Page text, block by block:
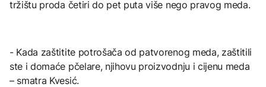
tržištu proda četiri do pet puta više nego pravog meda.
- Kada zaštitite potrošača od patvorenog meda, zaštitili
ste i domaće pčelare, njihovu proizvodnju i cijenu meda
– smatra Kvesić.